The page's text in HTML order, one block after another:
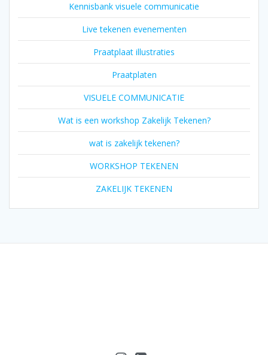
Kennisbank visuele communicatie
Live tekenen evenementen
Praatplaat illustraties
Praatplaten
VISUELE COMMUNICATIE
Wat is een workshop Zakelijk Tekenen?
wat is zakelijk tekenen?
WORKSHOP TEKENEN
ZAKELIJK TEKENEN